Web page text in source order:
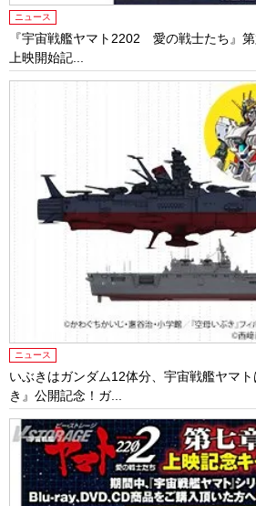
ニュース
『宇宙戦艦ヤマト2202 愛の戦士たち』
上映開始記...
ニュース
いぶきはガンダム12体分、宇宙戦艦ヤマ
き』公開記念！ガ...